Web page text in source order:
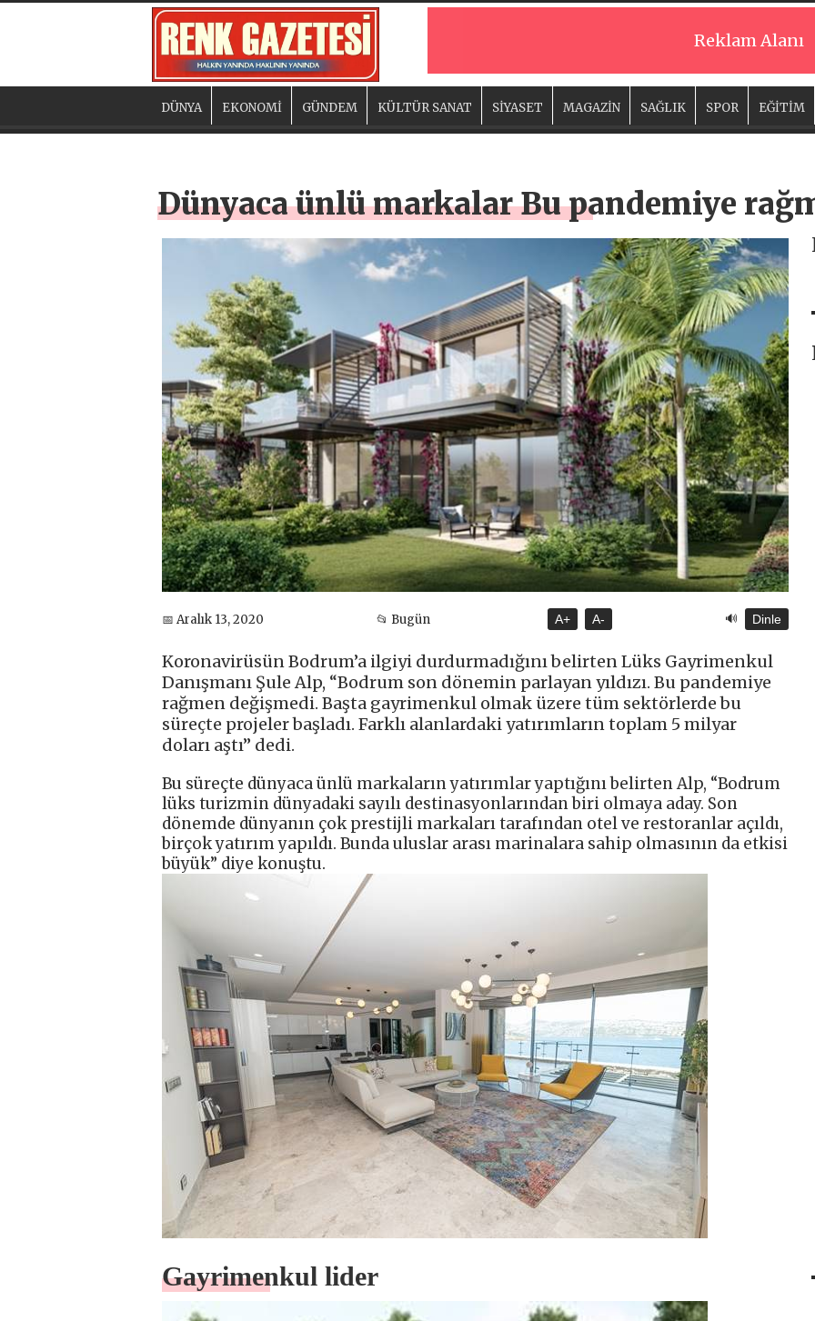
Reklam Alanı
DÜNYA EKONOMİ GÜNDEM KÜLTÜR SANAT SİYASET MAGAZİN SAĞLIK SPOR EĞİTİM
Dünyaca ünlü markalar Bu pandemiye
📅 Aralık 13, 2020 📂 Bugün A+ A- 🔊 Dinle
Koronavirüsün Bodrum’a ilgiyi durdurmadığını belirten Lüks Gayrimenkul
Danışmanı Şule Alp, “Bodrum son dönemin parlayan yıldızı. Bu pandemiye
rağmen değişmedi. Başta gayrimenkul olmak üzere tüm sektörlerde bu
süreçte projeler başladı. Farklı alanlardaki yatırımların toplam 5 milyar
doları aştı” dedi.
Bu süreçte dünyaca ünlü markaların yatırımlar yaptığını belirten Alp, “Bodrum
lüks turizmin dünyadaki sayılı destinasyonlarından biri olmaya aday. Son
dönemde dünyanın çok prestijli markaları tarafından otel ve restoranlar açıldı,
birçok yatırım yapıldı. Bunda uluslar arası marinalara sahip olmasının da etkisi
büyük” diye konuştu.
Gayrimenkul lider